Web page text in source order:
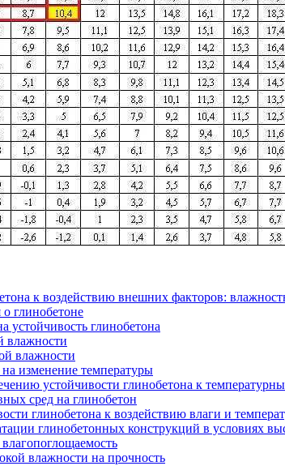
к воздействию внешних факторов:
глинобетоне
устойчивость глинобетона
влажности
влажности
изменение температуры
устойчивости глинобетона к
сред на глинобетон
глинобетона к воздействию влаги и
глинобетонных конструкций в условиях
влажности на прочность